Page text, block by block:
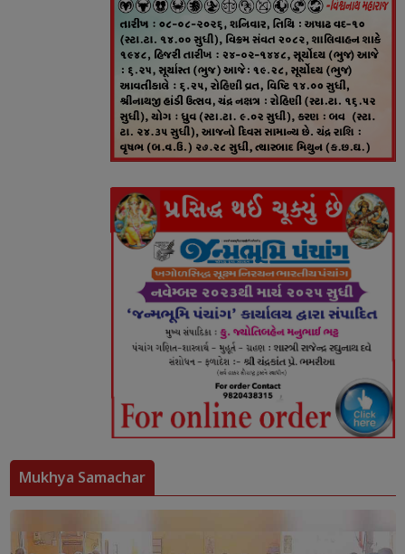
Mukhya Samachar